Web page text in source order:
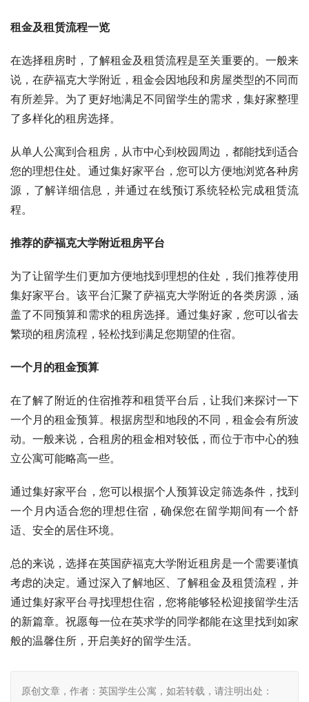
租金及租赁流程一览
在选择租房时，了解租金及租赁流程是至关重要的。一般来
说，在萨福克大学附近，租金会因地段和房屋类型的不同而
有所差异。为了更好地满足不同留学生的需求，集好家整理
了多样化的租房选择。
从单人公寓到合租房，从市中心到校园周边，都能找到适合
您的理想住处。通过集好家平台，您可以方便地浏览各种房
源，了解详细信息，并通过在线预订系统轻松完成租赁流
程。
推荐的萨福克大学附近租房平台
为了让留学生们更加方便地找到理想的住处，我们推荐使用
集好家平台。该平台汇聚了萨福克大学附近的各类房源，涵
盖了不同预算和需求的租房选择。通过集好家，您可以省去
繁琐的租房流程，轻松找到满足您期望的住宿。
一个月的租金预算
在了解了附近的住宿推荐和租赁平台后，让我们来探讨一下
一个月的租金预算。根据房型和地段的不同，租金会有所波
动。一般来说，合租房的租金相对较低，而位于市中心的独
立公寓可能略高一些。
通过集好家平台，您可以根据个人预算设定筛选条件，找到
一个月内适合您的理想住宿，确保您在留学期间有一个舒
适、安全的居住环境。
总的来说，选择在英国萨福克大学附近租房是一个需要谨慎
考虑的决定。通过深入了解地区、了解租金及租赁流程，并
通过集好家平台寻找理想住宿，您将能够轻松迎接留学生活
的新篇章。祝愿每一位在英求学的同学都能在这里找到如家
般的温馨住所，开启美好的留学生活。
原创文章，作者：英国学生公寓，如若转载，请注明出处：